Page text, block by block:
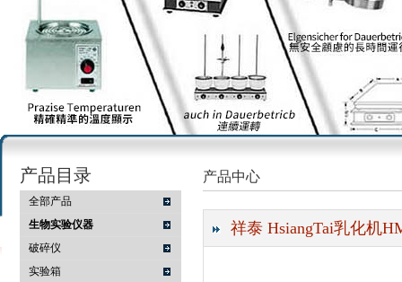
产品目录
全部产品
生物实验仪器
破碎仪
实验箱
产品中心
祥泰 HsiangTai乳化机